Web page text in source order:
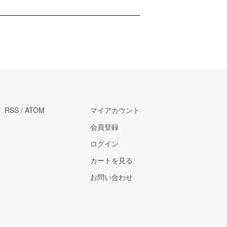
RSS / ATOM
マイアカウント
会員登録
ログイン
カートを見る
お問い合わせ